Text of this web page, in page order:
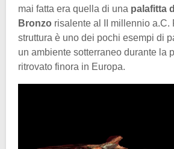
mai fatta era quella di una palafitta
Bronzo risalente al II millennio a.C.
struttura è uno dei pochi esempi di
un ambiente sotterraneo durante la
ritrovato finora in Europa.